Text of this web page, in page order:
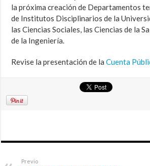
la próxima creación de Departamentos
de Institutos Disciplinarios de la
las Ciencias Sociales, las Ciencias de la
de la Ingeniería.
Revise la presentación de laCuenta
Previo